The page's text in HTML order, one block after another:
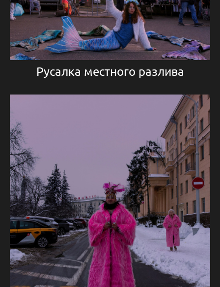
Русалка местного разлива